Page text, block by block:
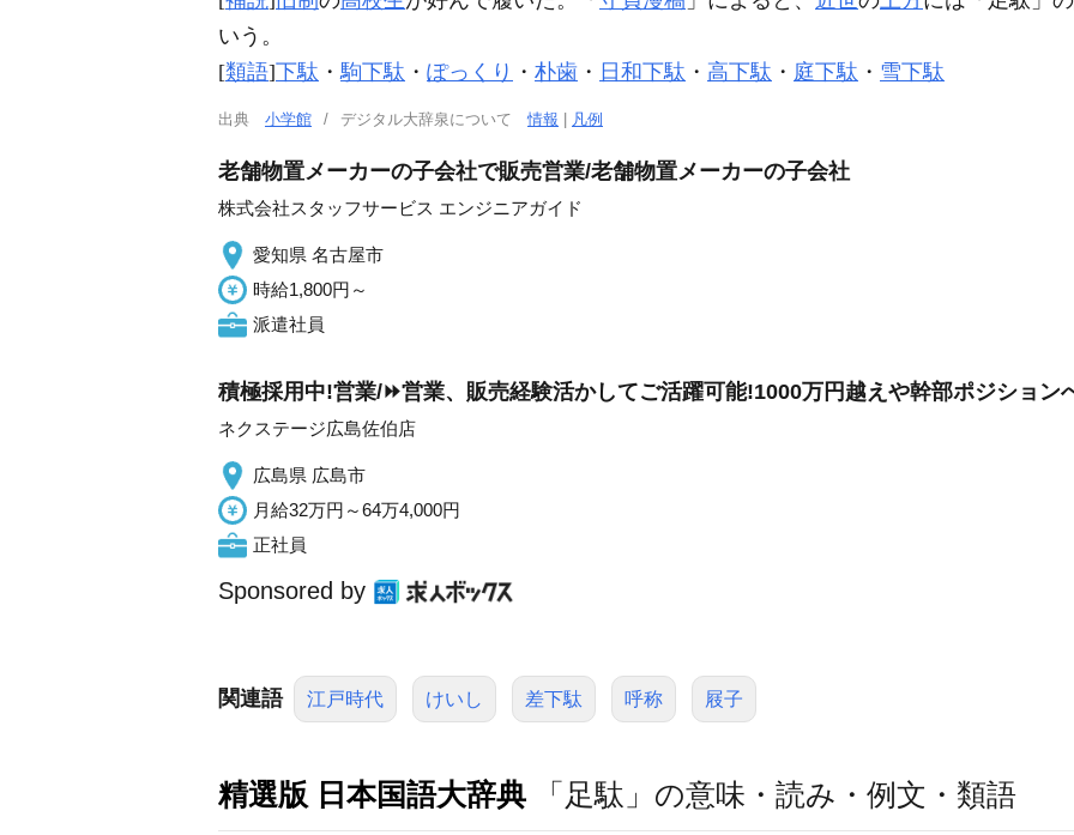
いう。
[類語]下駄 ・駒下駄 ・ ぽっくり ・ 朴歯 ・ 日和下駄 ・ 高下駄 ・ 庭下駄 ・ 雪下駄
出典 小学館 デジタル大辞泉について情報 凡例
老舗物置メーカーの子会社で販売営業/老舗物置メーカーの子会社
株式会社スタッフサービス エンジニアガイド
愛知県 名古屋市
時給1,800円～
派遣社員
積極採用中!営業/⏩️営業、販売経験活かしてご活躍可能!1000万円越えや幹部ポジション
ネクステージ広島佐伯店
広島県 広島市
月給32万円～64万4,000円
正社員
Sponsored by
関連語 江戸時代 けいし 差下駄 呼称 屐子
精選版 日本国語大辞典 「足駄」の意味・読み・例文・類語